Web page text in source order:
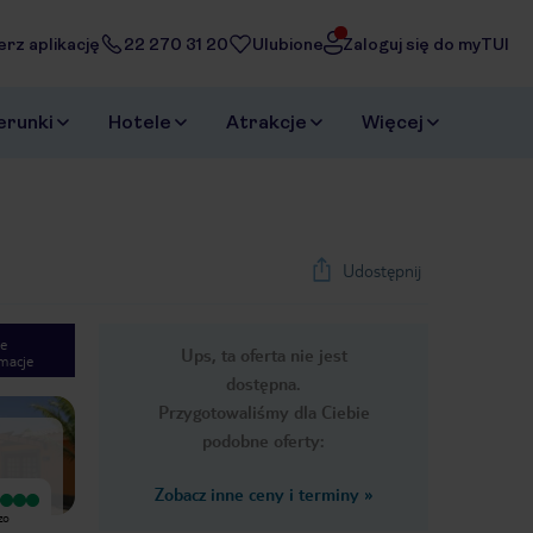
aplikację 22 270 31 20 Ulubione Zaloguj się do myTUI
Hotele Atrakcje Więcej
Udostępnij
Ups, ta oferta nie jest
dostępna.
Przygotowaliśmy dla Ciebie
podobne oferty:
Zobacz inne ceny i terminy »
Next slide
1/22
Wyjątkowy